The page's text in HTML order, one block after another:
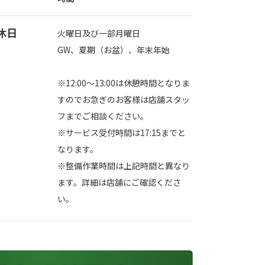
日
火曜日及び一部月曜日
GW、夏期（お盆）、年末年始
※12:00～13:00は休憩時間となりま
すのでお急ぎのお客様は店舗スタッ
フまでご相談ください。
※サービス受付時間は17:15までと
なります。
※整備作業時間は上記時間と異なり
ます。詳細は店舗にご確認くださ
い。